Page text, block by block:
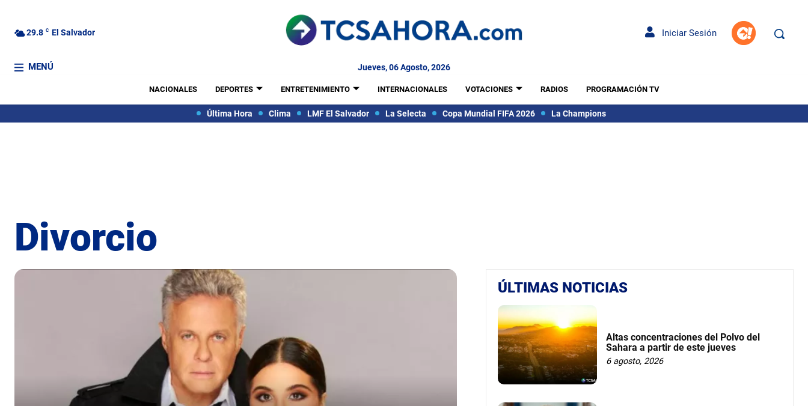
29.8 C El Salvador Iniciar Sesión
MENÚ Jueves, 06 Agosto, 2026
NACIONALES DEPORTES ENTRETENIMIENTO INTERNACIONALES VOTACIONES RADIOS PROGRAMACIÓN TV
Última Hora Clima LMF El Salvador La Selecta Copa Mundial FIFA 2026 La Champions
Divorcio
ÚLTIMAS NOTICIAS
Altas concentraciones del Polvo del
Sahara a partir de este jueves
6 agosto, 2026